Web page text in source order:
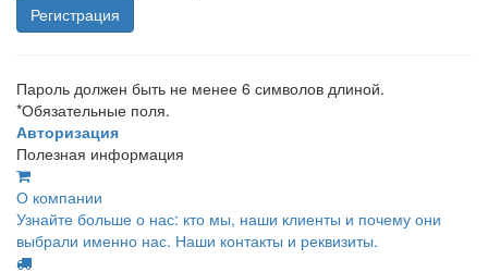
Пароль должен быть не менее 6 символов длиной.
*Обязательные поля.
Авторизация
Полезная информация
О компании
Узнайте больше о нас: кто мы, наши клиенты и почему они
выбрали именно нас. Наши контакты и реквизиты.